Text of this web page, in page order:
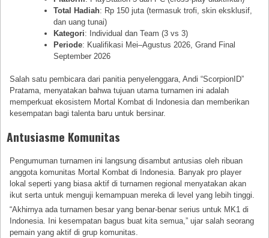
Total Hadiah: Rp 150 juta (termasuk trofi, skin eksklusif,
dan uang tunai)
Kategori: Individual dan Team (3 vs 3)
Periode: Kualifikasi Mei–Agustus 2026, Grand Final
September 2026
Salah satu pembicara dari panitia penyelenggara, Andi “ScorpionID”
Pratama, menyatakan bahwa tujuan utama turnamen ini adalah
memperkuat ekosistem Mortal Kombat di Indonesia dan memberikan
kesempatan bagi talenta baru untuk bersinar.
Antusiasme Komunitas
Pengumuman turnamen ini langsung disambut antusias oleh ribuan
anggota komunitas Mortal Kombat di Indonesia. Banyak pro player
lokal seperti yang biasa aktif di turnamen regional menyatakan akan
ikut serta untuk menguji kemampuan mereka di level yang lebih tinggi.
“Akhirnya ada turnamen besar yang benar-benar serius untuk MK1 di
Indonesia. Ini kesempatan bagus buat kita semua,” ujar salah seorang
pemain yang aktif di grup komunitas.